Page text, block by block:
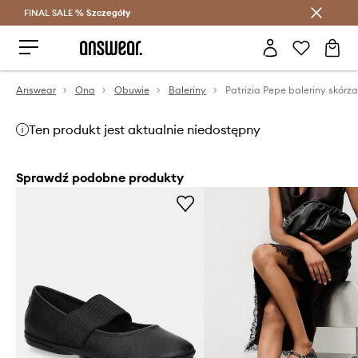
Oszczędzaj z Answear Club >
FINAL SALE % Szczegóły
Answear Ona Obuwie Baleriny Patrizia Pepe baleriny
Ten produkt jest aktualnie niedostępny
Sprawdź podobne produkty